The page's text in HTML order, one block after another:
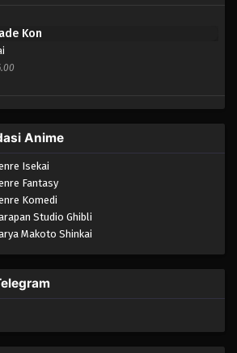
Kon
Anime
Isekai
Fantasy
Komedi
Studio Ghibli
Makoto Shinkai